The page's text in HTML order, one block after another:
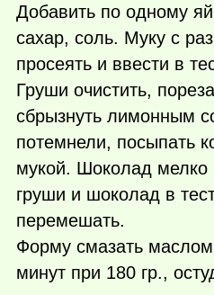
Добавить по одному
сахар, соль. Муку с
просеять и ввести в
Груши очистить,
сбрызнуть лимонным
потемнели, посыпать
мукой. Шоколад мелко
груши и шоколад в
перемешать.
Форму смазать
минут при 180 гр.,